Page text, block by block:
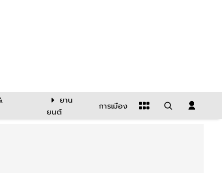
ยาน
ยนต์
การเมือง